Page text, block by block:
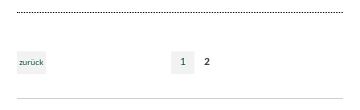
zurück 1 2